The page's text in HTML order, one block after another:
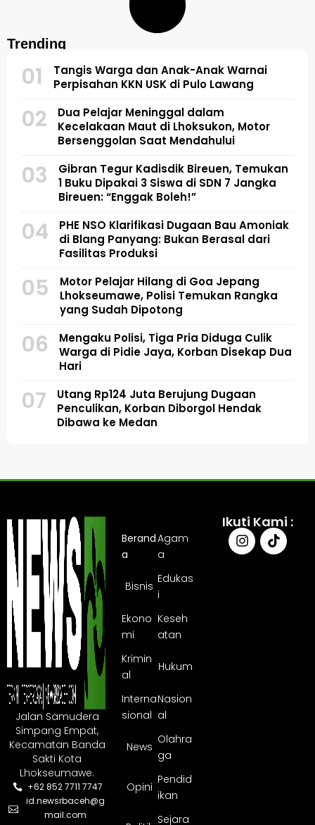
Trending
01
Tangis Warga dan Anak-Anak Warnai
Perpisahan KKN USK di Pulo Lawang
02
Dua Pelajar Meninggal dalam
Kecelakaan Maut di Lhoksukon, Motor
Bersenggolan Saat Mendahului
03
Gibran Tegur Kadisdik Bireuen, Temukan
1 Buku Dipakai 3 Siswa di SDN 7 Jangka
Bireuen: “Enggak Boleh!”
04
PHE NSO Klarifikasi Dugaan Bau Amoniak
di Blang Panyang: Bukan Berasal dari
Fasilitas Produksi
05
Motor Pelajar Hilang di Goa Jepang
Lhokseumawe, Polisi Temukan Rangka
yang Sudah Dipotong
06
Mengaku Polisi, Tiga Pria Diduga Culik
Warga di Pidie Jaya, Korban Disekap Dua
Hari
07
Utang Rp124 Juta Berujung Dugaan
Penculikan, Korban Diborgol Hendak
Dibawa ke Medan
Jalan Samudera
Simpang Empat,
Kecamatan Banda
Sakti Kota
Lhokseumawe.
+62 852 7711 7747
id.newsrbaceh@g
mail.com
Berand
a
Agam
a
Bisnis
Edukas
i
Ekono
mi
Keseh
atan
Krimin
al
Hukum
Interna
sional
Nasion
al
News
Olahra
ga
Opini
Pendid
ikan
Sejara
Ikuti Kami :